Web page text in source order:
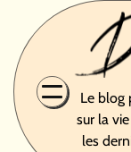
content
Le blog
sur la
les